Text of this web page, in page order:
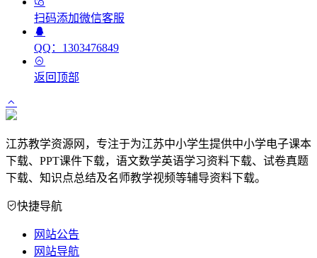
扫码添加微信客服
QQ：1303476849
返回顶部
江苏教学资源网，专注于为江苏中小学生提供中小学电子课本
下载、PPT课件下载，语文数学英语学习资料下载、试卷真题
下载、知识点总结及名师教学视频等辅导资料下载。
快捷导航
网站公告
网站导航